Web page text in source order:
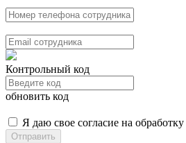
Контрольный код
обновить код
Я даю свое согласие на
Отправить